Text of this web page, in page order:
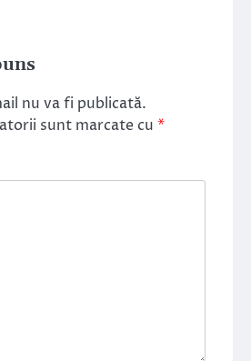
nu va fi publicată.
sunt marcate cu *